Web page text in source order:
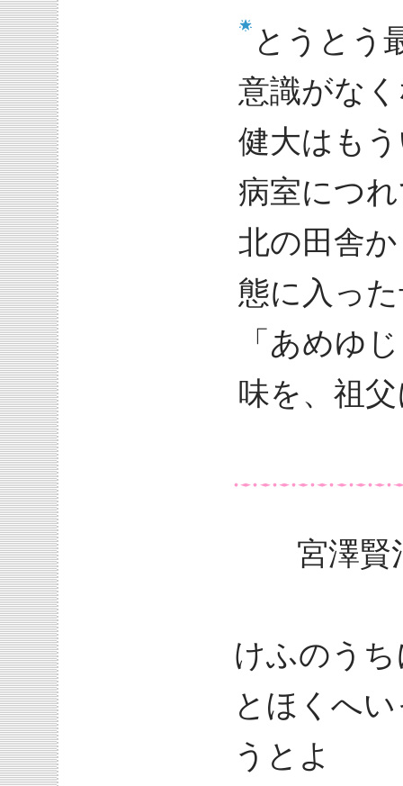
とうとう
意識がな
健大はも
病室につ
北の田舎
態に入っ
「あめゆ
味を、祖
宮澤賢
けふのう
とほくへ
うとよ